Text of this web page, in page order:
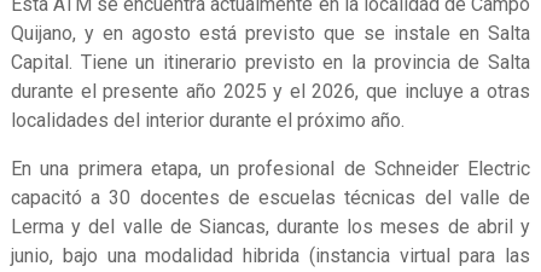
Quijano, y en agosto está previsto que se instale en Salta
Capital. Tiene un itinerario previsto en la provincia de Salta
durante el presente año 2025 y el 2026, que incluye a otras
localidades del interior durante el próximo año.
En una primera etapa, un profesional de Schneider Electric
capacitó a 30 docentes de escuelas técnicas del valle de
Lerma y del valle de Siancas, durante los meses de abril y
junio, bajo una modalidad hibrida (instancia virtual para las